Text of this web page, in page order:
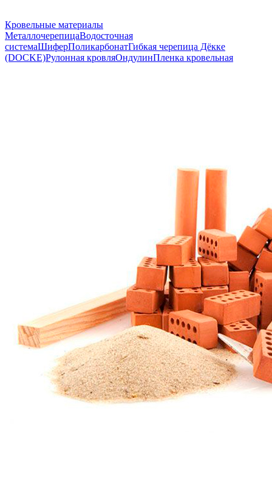
Кровельные материалы
МеталлочерепицаВодосточная
системаШиферПоликарбонатГибкая черепица Дёкке
(DOCKE)Рулонная кровляОндулинПленка кровельная